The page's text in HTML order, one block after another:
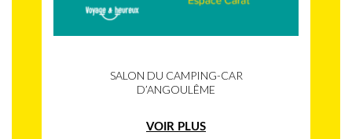
SALON DU CAMPING-CAR
D’ANGOULÊME
VOIR PLUS